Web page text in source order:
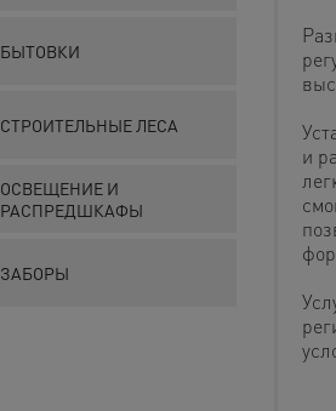
БЫТОВКИ
СТРОИТЕЛЬНЫЕ ЛЕСА
ОСВЕЩЕНИЕ И
РАСПРЕДШКАФЫ
ЗАБОРЫ
и